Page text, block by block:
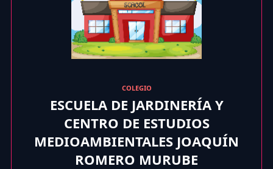
COLEGIO
ESCUELA DE JARDINERÍA Y
CENTRO DE ESTUDIOS
MEDIOAMBIENTALES JOAQUÍN
ROMERO MURUBE